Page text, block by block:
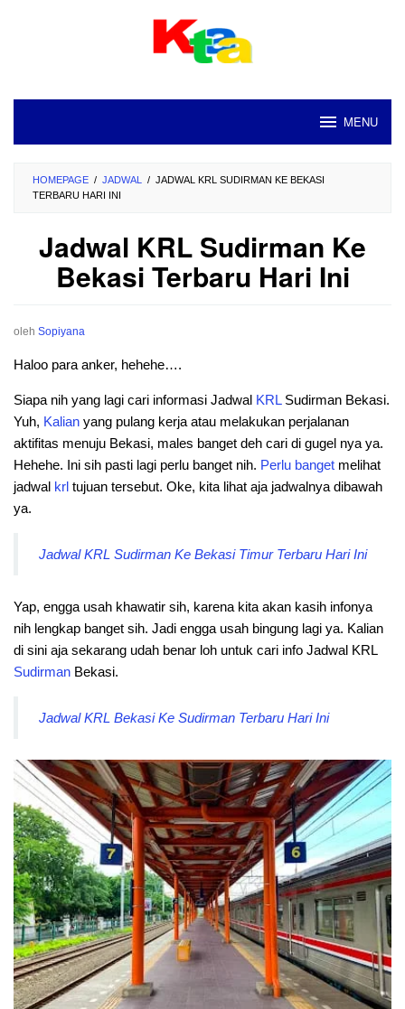
MENU
HOMEPAGE / JADWAL / JADWAL KRL SUDIRMAN KE BEKASI
TERBARU HARI INI
Jadwal KRL Sudirman Ke
Bekasi Terbaru Hari Ini
oleh Sopiyana
Haloo para anker, hehehe….
Siapa nih yang lagi cari informasi Jadwal KRLSudirman Bekasi.
Yuh, Kalian yang pulang kerja atau melakukan perjalanan
aktifitas menuju Bekasi, males banget deh cari di gugel nya ya.
Hehehe. Ini sih pasti lagi perlu banget nih. Perlu banget melihat
jadwal krl tujuan tersebut. Oke, kita lihat aja jadwalnya dibawah
ya.
Jadwal KRL Sudirman Ke Bekasi Timur Terbaru Hari Ini
Yap, engga usah khawatir sih, karena kita akan kasih infonya
nih lengkap banget sih. Jadi engga usah bingung lagi ya. Kalian
di sini aja sekarang udah benar loh untuk cari info Jadwal KRL
Sudirman Bekasi.
Jadwal KRL Bekasi Ke Sudirman Terbaru Hari Ini